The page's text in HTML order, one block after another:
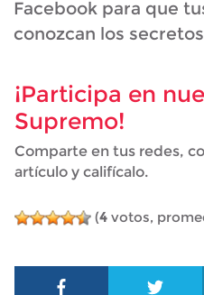
Facebook para que
conozcan los
¡Participa en
Supremo!
Comparte en tus redes,
artículo y califícalo.
(4votos,